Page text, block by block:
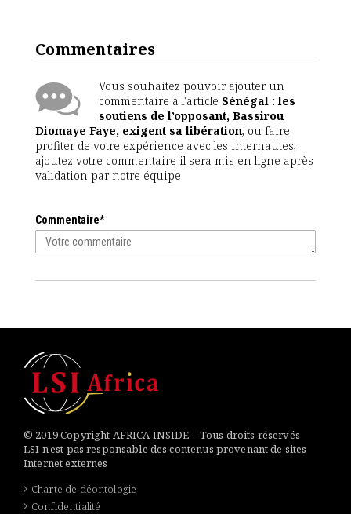
Commentaires
Vous souhaitez pouvoir ajouter un
commentaire à l'article Sénégal : les
soutiens de l’opposant, Bassirou
Diomaye Faye, exigent sa libération, ou faire
profiter de votre expérience avec les internautes,
ajoutez votre commentaire il sera mis en ligne après
validation par notre équipe
Commentaire*
© 2019 Copyright AFRICA INSIDE – Tous droits réservés
LSI n'est pas responsable des contenus provenant de sites
Internet externes
Charte de déontologie
Confidentialité